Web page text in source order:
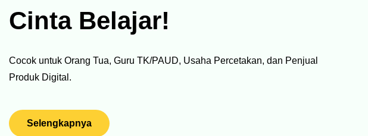
Cinta Belajar!
Cocok untuk Orang Tua, Guru TK/PAUD, Usaha Percetakan, dan Penjual
Produk Digital.
Selengkapnya